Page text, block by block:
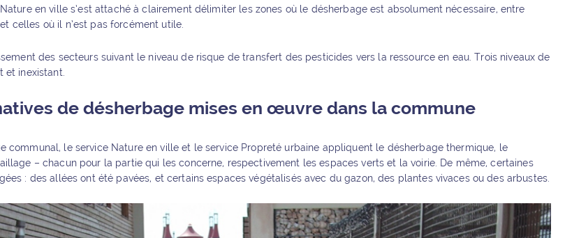
en ville s’est attaché à clairement délimiter les zones où le désherbage est absolument nécessaire, entre
celles où il n’est pas forcément utile.
des secteurs suivant le niveau de risque de transfert des pesticides vers la ressource en eau. Trois niveaux de
et inexistant.
de désherbage mises en œuvre dans la commune
communal, le service Nature en ville et le service Propreté urbaine appliquent le désherbage thermique, le
– chacun pour la partie qui les concerne, respectivement les espaces verts et la voirie. De même, certaines
: des allées ont été pavées, et certains espaces végétalisés avec du gazon, des plantes vivaces ou des arbustes.